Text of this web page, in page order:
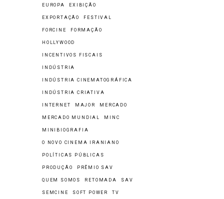
EUROPA EXIBIÇÃO
EXPORTAÇÃO FESTIVAL
FORCINE FORMAÇÃO
HOLLYWOOD
INCENTIVOS FISCAIS
INDÚSTRIA
INDÚSTRIA CINEMATOGRÁFICA
INDÚSTRIA CRIATIVA
INTERNET MAJOR MERCADO
MERCADO MUNDIAL MINC
MINIBIOGRAFIA
O NOVO CINEMA IRANIANO
POLÍTICAS PÚBLICAS
PRODUÇÃO PRÊMIO SAV
QUEM SOMOS RETOMADA SAV
SEMCINE SOFT POWER TV